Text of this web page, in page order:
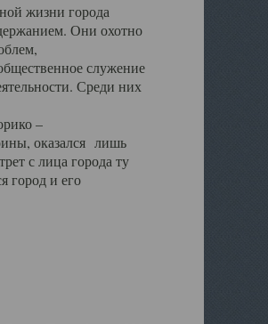
жизни города
Они охотно
служение
Среди них
–
оказался лишь
с лица города ту
город и его